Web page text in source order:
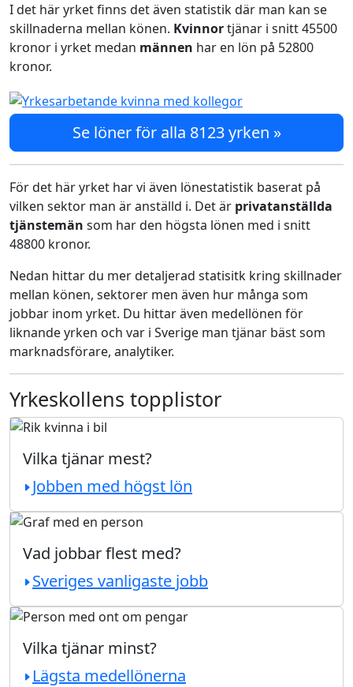
I det här yrket finns det även statistik där man kan se
skillnaderna mellan könen. Kvinnortjänar i snitt 45500
kronor i yrket medan männen har en lön på 52800
kronor.
Se löner för alla 8123 yrken »
För det här yrket har vi även lönestatistik baserat på
vilken sektor man är anställd i. Det är privatanställda
tjänstemän som har den högsta lönen med i snitt
48800 kronor.
Nedan hittar du mer detaljerad statisitk kring skillnader
mellan könen, sektorer men även hur många som
jobbar inom yrket. Du hittar även medellönen för
liknande yrken och var i Sverige man tjänar bäst som
marknadsförare, analytiker.
Yrkeskollens topplistor
Vilka tjänar mest?
Jobben med högst lön
Vad jobbar flest med?
Sveriges vanligaste jobb
Vilka tjänar minst?
Lägsta medellönerna